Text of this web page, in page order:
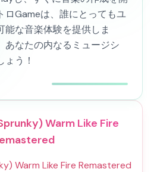
ロGameは、誰にとってもユ
能な音楽体験を提供しま
あなたの内なるミュージシ
う！
Warm Like Fire
Warm Like Fire Remastered